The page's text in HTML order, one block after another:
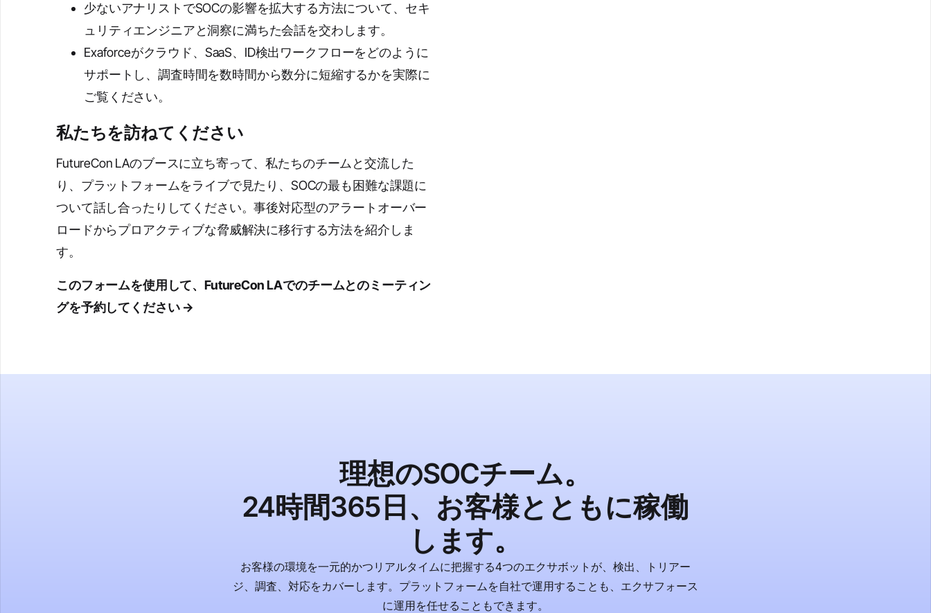
少ないアナリストでSOCの影響を拡大する方法について、セキ
ュリティエンジニアと洞察に満ちた会話を交わします。
Exaforceがクラウド、SaaS、ID検出ワークフローをどのように
サポートし、調査時間を数時間から数分に短縮するかを実際に
ご覧ください。
私たちを訪ねてください
FutureCon LAのブースに立ち寄って、私たちのチームと交流した
り、プラットフォームをライブで見たり、SOCの最も困難な課題に
ついて話し合ったりしてください。事後対応型のアラートオーバー
ロードからプロアクティブな脅威解決に移行する方法を紹介しま
す。
このフォームを使用して、FutureCon LAでのチームとのミーティン
グを予約してください →
理想のSOCチーム。
24時間365日、お客様とともに稼働
します。
お客様の環境を一元的かつリアルタイムに把握する4つのエクサボットが、検出、トリアー
ジ、調査、対応をカバーします。プラットフォームを自社で運用することも、エクサフォース
に運用を任せることもできます。